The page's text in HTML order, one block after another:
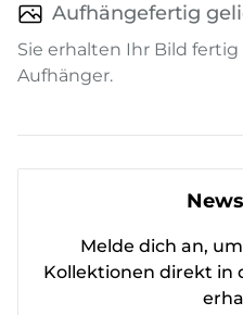
Aufhängefertig
Sie erhalten Ihr Bild
Aufhänger.
Melde dich an,
Kollektionen direkt in